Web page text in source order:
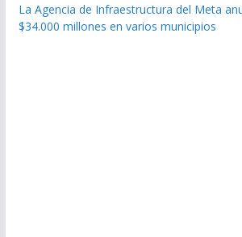
La Agencia de Infraestructura del Meta
$34.000 millones en varios municipios